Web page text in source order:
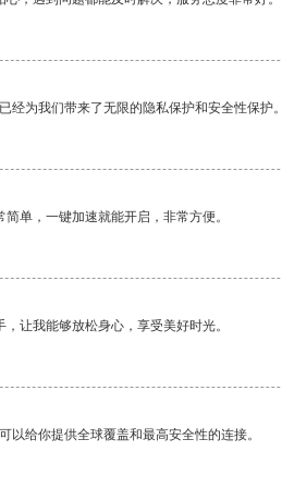
经为我们带来了无限的隐私保护和安全性保护
单，一键加速就能开启，非常方便。
让我能够放松身心，享受美好时光。
以给你提供全球覆盖和最高安全性的连接。